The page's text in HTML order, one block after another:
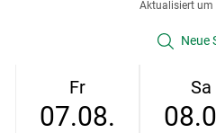
Aktualisiert um
Neue
Fr
07.08.
Sa